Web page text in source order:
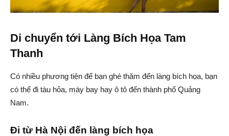
Di chuyển tới Làng Bích Họa Tam
Thanh
Có nhiều phương tiện để bạn ghé thăm đến làng bích họa, bạn
có thể đi tàu hỏa, máy bay hay ô tô đến thành phố Quảng
Nam.
Đi từ Hà Nội đến làng bích họa